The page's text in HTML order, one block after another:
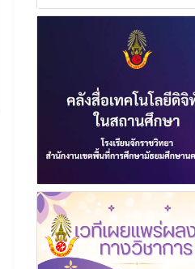
พุทธศักราช 2566
12 พฤศจิกายน 2566
อ่านเพิ่มเติม